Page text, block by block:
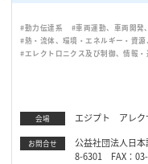
#動力伝達系 #車両運動、車両開発
#熱・流体、環境・エネルギー・資
#エレクトロニクス及び制御、情
会場 エジプト アレ
お問合せ
公益社団法人日
8-6301 FAX：